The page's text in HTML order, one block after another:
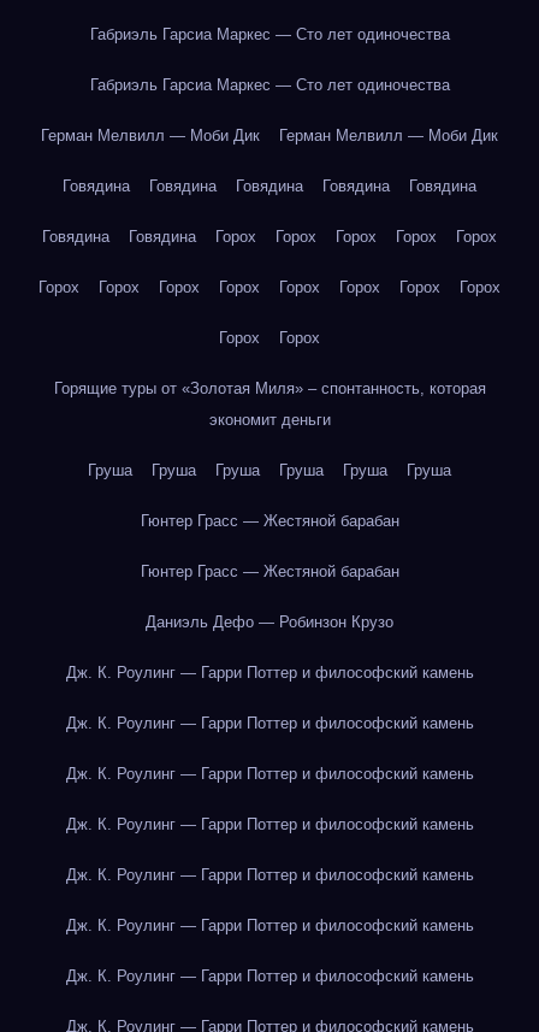
Габриэль Гарсиа Маркес — Сто лет одиночества
Габриэль Гарсиа Маркес — Сто лет одиночества
Герман Мелвилл — Моби Дик Герман Мелвилл — Моби Дик
Говядина Говядина Говядина Говядина Говядина
Говядина Говядина Горох Горох Горох Горох Горох
Горох Горох Горох Горох Горох Горох Горох Горох
Горох Горох
Горящие туры от «Золотая Миля» – спонтанность, которая
экономит деньги
Груша Груша Груша Груша Груша Груша
Гюнтер Грасс — Жестяной барабан
Гюнтер Грасс — Жестяной барабан
Даниэль Дефо — Робинзон Крузо
Дж. К. Роулинг — Гарри Поттер и философский камень
Дж. К. Роулинг — Гарри Поттер и философский камень
Дж. К. Роулинг — Гарри Поттер и философский камень
Дж. К. Роулинг — Гарри Поттер и философский камень
Дж. К. Роулинг — Гарри Поттер и философский камень
Дж. К. Роулинг — Гарри Поттер и философский камень
Дж. К. Роулинг — Гарри Поттер и философский камень
Дж. К. Роулинг — Гарри Поттер и философский камень